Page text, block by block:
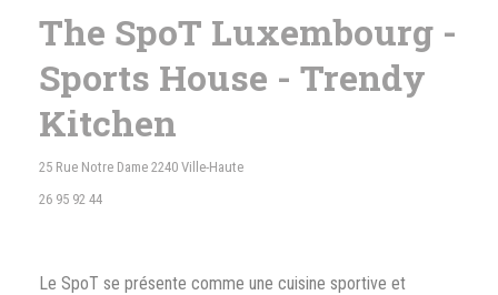
The SpoT Luxembourg -
Sports House - Trendy
Kitchen
25 Rue Notre Dame 2240 Ville-Haute((apre una nuova finestra))
26 95 92 44
Le SpoT se présente comme une cuisine sportive et